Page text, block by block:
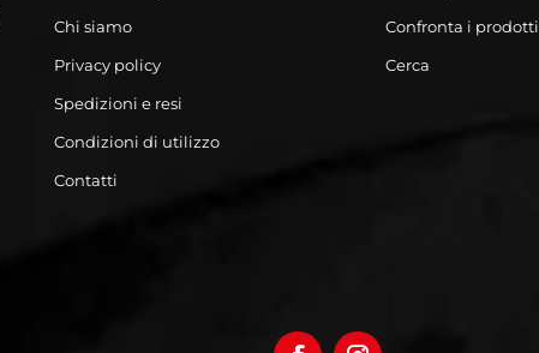
Chi siamo
Privacy policy
Spedizioni e resi
Condizioni di utilizzo
Contatti
Confronta i prodotti
Cerca